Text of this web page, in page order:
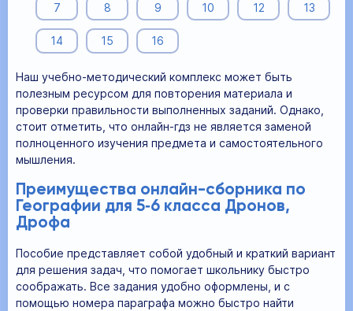
7 8 9 10 12 13
14 15 16
Наш учебно-методический комплекс может быть
полезным ресурсом для повторения материала и
проверки правильности выполненных заданий. Однако,
стоит отметить, что онлайн-гдз не является заменой
полноценного изучения предмета и самостоятельного
мышления.
Преимущества онлайн-сборника по
Географии для 5‐6 класса Дронов,
Дрофа
Пособие представляет собой удобный и краткий вариант
для решения задач, что помогает школьнику быстро
соображать. Все задания удобно оформлены, и с
помощью номера параграфа можно быстро найти